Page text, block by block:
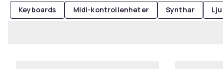
Keyboards Midi-kontrollenheter Synthar